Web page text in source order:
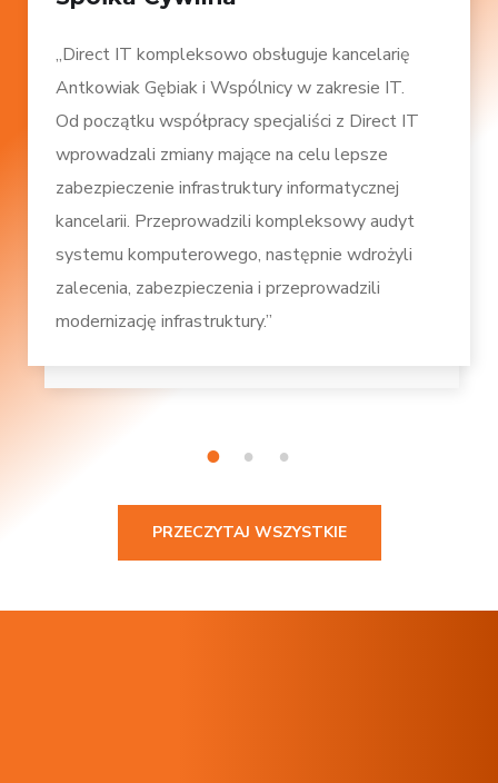
„Direct IT kompleksowo obsługuje kancelarię
Antkowiak Gębiak i Wspólnicy w zakresie IT.
Od początku współpracy specjaliści z Direct IT
wprowadzali zmiany mające na celu lepsze
zabezpieczenie infrastruktury informatycznej
kancelarii. Przeprowadzili kompleksowy audyt
systemu komputerowego, następnie wdrożyli
zalecenia, zabezpieczenia i przeprowadzili
modernizację infrastruktury.”
1 2 3
PRZECZYTAJ WSZYSTKIE